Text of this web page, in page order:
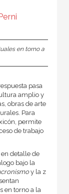
en torno a
pasa
amplio y
obras de arte
Para
permite
de trabajo
detalle de
bajo la
y la z
en torno a la